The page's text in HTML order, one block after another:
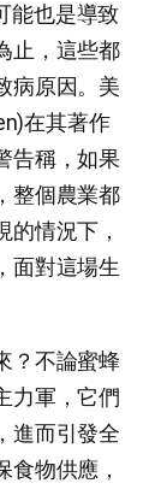
能也是導致
止，這些都
病原因。美
在其著作
告稱，如果
整個農業都
的情況下，
面對這場生
？不論蜜蜂
力軍，它們
進而引發全
食物供應，